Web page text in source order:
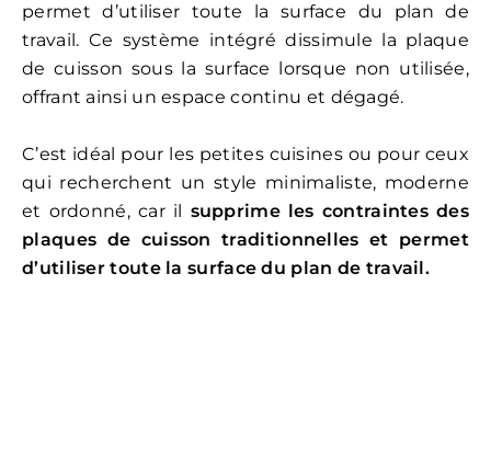
permet d’utiliser toute la surface du plan de
travail. Ce système intégré dissimule la plaque
de cuisson sous la surface lorsque non utilisée,
offrant ainsi un espace continu et dégagé.
C’est idéal pour les petites cuisines ou pour ceux
qui recherchent un style minimaliste, moderne
et ordonné, car il supprime les contraintes des
plaques de cuisson traditionnelles et permet
d’utiliser toute la surface du plan de travail.